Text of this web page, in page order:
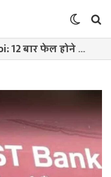
Switch
skin
IPS Devendra Kumar Bishnoi: 12 बार फेल होने के बाद बने DIG, जानिए कौन हैं दबंग अफसर देवेंद्र बिश्नोई